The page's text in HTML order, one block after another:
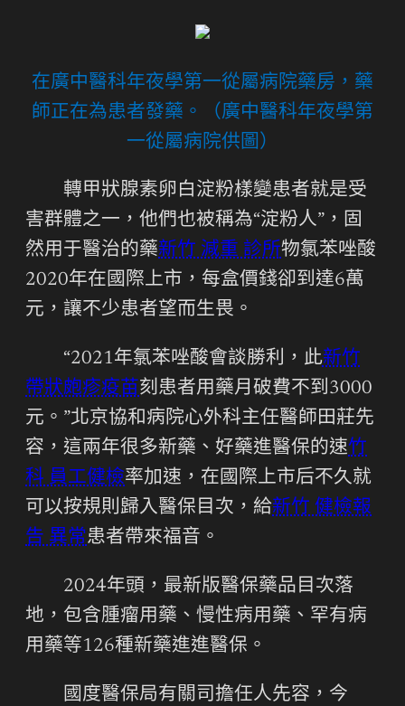
在廣中醫科年夜學第一從屬病院藥房，藥
師正在為患者發藥。（廣中醫科年夜學第
一從屬病院供圖）
轉甲狀腺素卵白淀粉樣變患者就是受
害群體之一，他們也被稱為“淀粉人”，固
然用于醫治的藥新竹 減重 診所物氯苯唑酸
2020年在國際上市，每盒價錢卻到達6萬
元，讓不少患者望而生畏。
“2021年氯苯唑酸會談勝利，此新竹
帶狀皰疹疫苗刻患者用藥月破費不到3000
元。”北京協和病院心外科主任醫師田莊先
容，這兩年很多新藥、好藥進醫保的速竹
科 員工健檢率加速，在國際上市后不久就
可以按規則歸入醫保目次，給新竹 健檢報
告 異常患者帶來福音。
2024年頭，最新版醫保藥品目次落
地，包含腫瘤用藥、慢性病用藥、罕有病
用藥等126種新藥進進醫保。
國度醫保局有關司擔任人先容，今